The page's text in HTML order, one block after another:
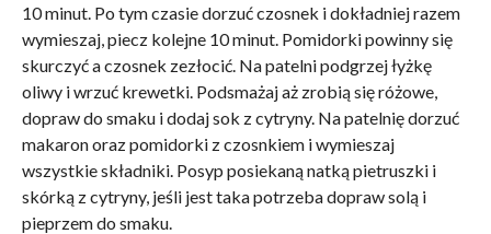
10 minut. Po tym czasie dorzuć czosnek i dokładniej razem
wymieszaj, piecz kolejne 10 minut. Pomidorki powinny się
skurczyć a czosnek zezłocić. Na patelni podgrzej łyżkę
oliwy i wrzuć krewetki. Podsmażaj aż zrobią się różowe,
dopraw do smaku i dodaj sok z cytryny. Na patelnię dorzuć
makaron oraz pomidorki z czosnkiem i wymieszaj
wszystkie składniki. Posyp posiekaną natką pietruszki i
skórką z cytryny, jeśli jest taka potrzeba dopraw solą i
pieprzem do smaku.